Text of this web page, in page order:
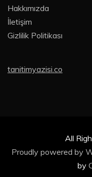
Hakkımızda
İletişim
Gizlilik Politikası
tanitimyazisi.co
All
Proudly powered by
by